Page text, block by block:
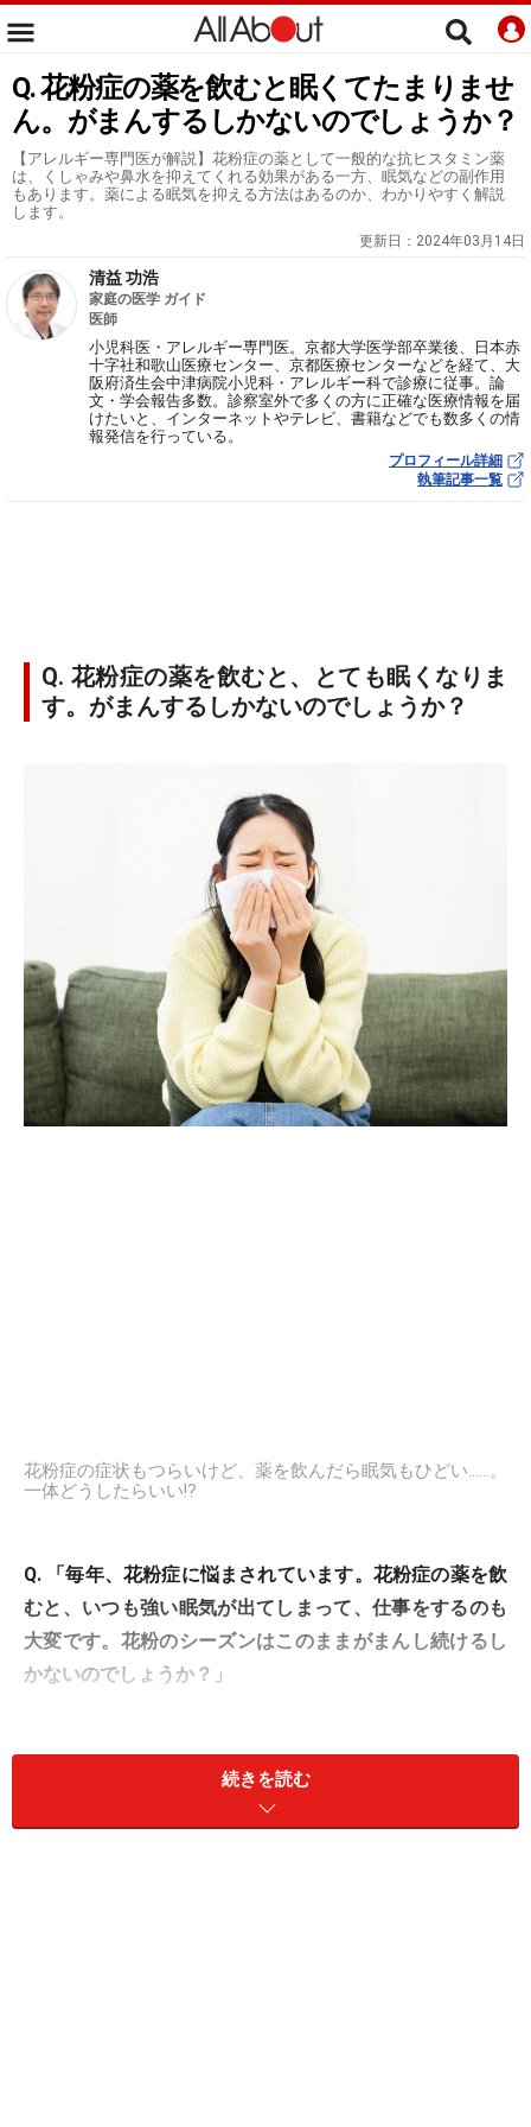
Q. 花粉症の薬を飲むと眠くてたまりませ
ん。がまんするしかないのでしょうか？
【アレルギー専門医が解説】花粉症の薬として一般的な抗ヒスタミン薬
は、くしゃみや鼻水を抑えてくれる効果がある一方、眠気などの副作用
もあります。薬による眠気を抑える方法はあるのか、わかりやすく解説
します。
更新日： 2024年03月14日
清益 功浩
家庭の医学 ガイド
医師
小児科医・アレルギー専門医。京都大学医学部卒業後、日本赤
十字社和歌山医療センター、京都医療センターなどを経て、大
阪府済生会中津病院小児科・アレルギー科で診療に従事。論
文・学会報告多数。診察室外で多くの方に正確な医療情報を届
けたいと、インターネットやテレビ、書籍などでも数多くの情
報発信を行っている。
プロフィール詳細
執筆記事一覧
Q. 花粉症の薬を飲むと、とても眠くなりま
す。がまんするしかないのでしょうか？
花粉症の症状もつらいけど、薬を飲んだら眠気もひどい……。
一体どうしたらいい!?
Q. 「毎年、花粉症に悩まされています。花粉症の薬を飲
むと、いつも強い眠気が出てしまって、仕事をするのも
大変です。花粉のシーズンはこのままがまんし続けるし
かないのでしょうか？」
A. 眠くなりにくい薬もあります。合う薬は
人それぞれなので、主治医に相談を
続きを読む